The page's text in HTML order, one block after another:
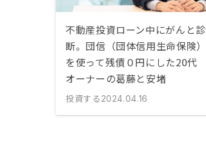
不動産投資ローン中にがんと診
断。団信（団体信用生命保険）
を使って残債０円にした20代
オーナーの葛藤と安堵
投資する 2024.04.16